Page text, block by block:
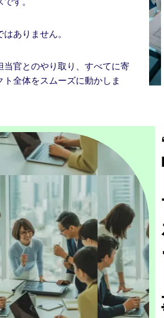
ありません。
当官とのやり取り、すべてに寄
ト全体をスムーズに動かしま